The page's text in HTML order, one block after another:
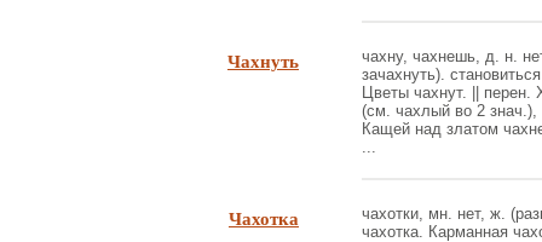
Чахнуть
чахну, чахнешь, д. н.
зачахнуть).
Цветы чахнут. || перен.
(см. чахлый во 2
Кащей над златом
...
Чахотка
чахотки, мн. нет, ж.
чахотка. Карманная